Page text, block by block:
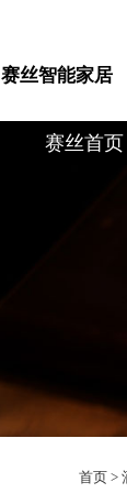
赛丝智能家居
赛丝首页
首页 >